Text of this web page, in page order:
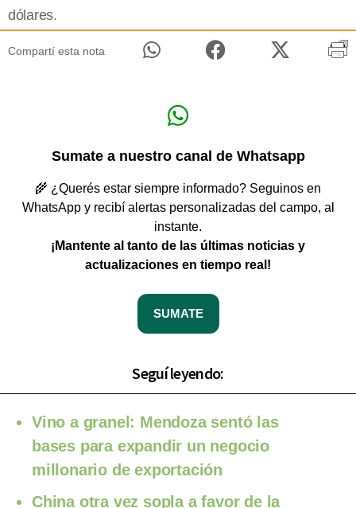
dólares.
Compartí esta nota
Sumate a nuestro canal de Whatsapp
🌾 ¿Querés estar siempre informado? Seguinos en
WhatsApp y recibí alertas personalizadas del campo, al
instante.
¡Mantente al tanto de las últimas noticias y
actualizaciones en tiempo real!
SUMATE
Seguí leyendo:
Vino a granel: Mendoza sentó las
bases para expandir un negocio
millonario de exportación
China otra vez sopla a favor de la